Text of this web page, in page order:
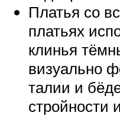
Платья со
платьях
клинья
визуально
талии и
стройности